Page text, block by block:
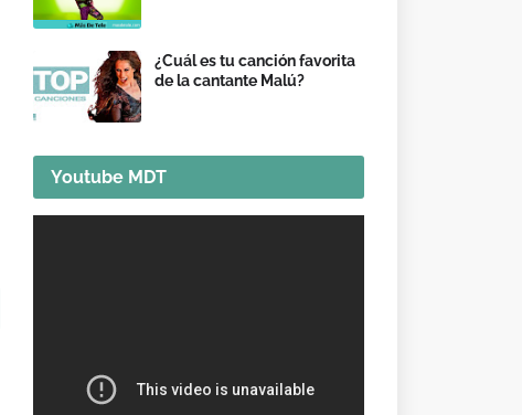
¿Cuál es tu canción favorita
de la cantante Malú?
Youtube MDT